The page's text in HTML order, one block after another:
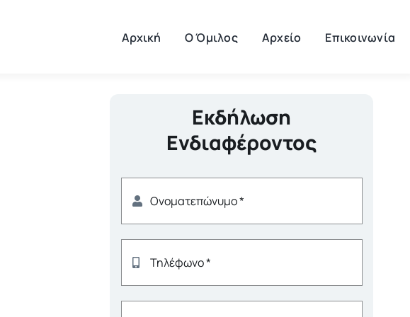
Αρχική Ο Όμιλος Αρχείο Επικοινωνία
Εκδήλωση
Ενδιαφέροντος